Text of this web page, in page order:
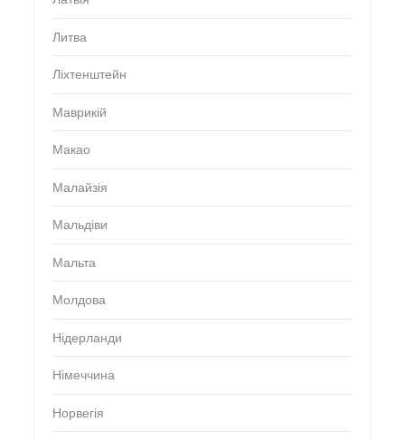
Литва
Ліхтенштейн
Маврикій
Макао
Малайзія
Мальдіви
Мальта
Молдова
Нідерланди
Німеччина
Норвегія